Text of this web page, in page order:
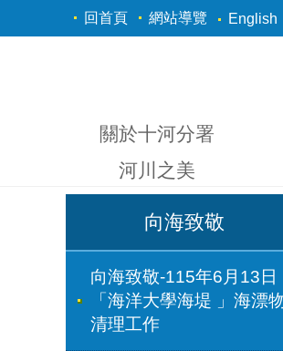
跳到主要內容區塊
回首頁 網站導覽 English
關於十河分署
河川之美
向海致敬
向海致敬-115年6月13日
「海洋大學海堤 」海漂
清理工作